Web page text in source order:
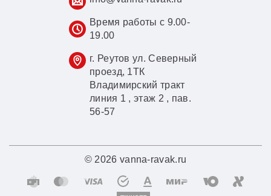
Время работы с 9.00-
19.00
г. Реутов ул. Северный
проезд, 1ТК
Владимирский тракт
линия 1 , этаж 2 , пав.
56-57
© 2026 vanna-ravak.ru